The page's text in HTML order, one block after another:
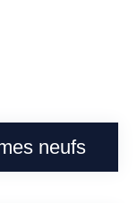
neufs